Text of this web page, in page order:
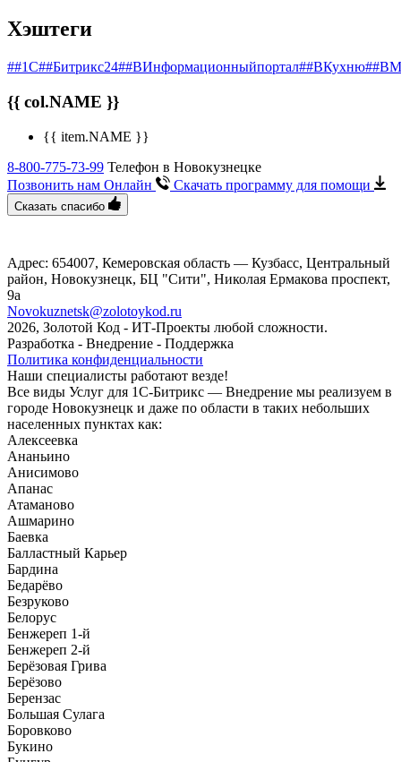
Хэштеги
##1С##Битрикс24##ВИнформационныйпортал##ВКухню
{{ col.NAME }}
{{ item.NAME }}
8-800-775-73-99 Телефон в Новокузнецке
Позвонить нам Онлайн
Скачать программу для помощи
Сказать спасибо
Адрес: 654007, Кемеровская область — Кузбасс, Центральный
район, Новокузнецк, БЦ "Сити", ​Николая Ермакова проспект,
9а
Novokuznetsk@zolotoykod.ru
2026, Золотой Код - ИТ-Проекты любой сложности.
Разработка - Внедрение - Поддержка
Политика конфиденциальности
Наши специалисты работают везде!
Все виды Услуг для 1С-Битрикс — Внедрение мы реализуем в
городе Новокузнецк и даже по области в таких небольших
населенных пунктах как:
Алексеевка
Ананьино
Анисимово
Апанас
Атаманово
Ашмарино
Баевка
Балластный Карьер
Бардина
Бедарёво
Безруково
Белорус
Бенжереп 1-й
Бенжереп 2-й
Берёзовая Грива
Берёзово
Берензас
Большая Сулага
Боровково
Букино